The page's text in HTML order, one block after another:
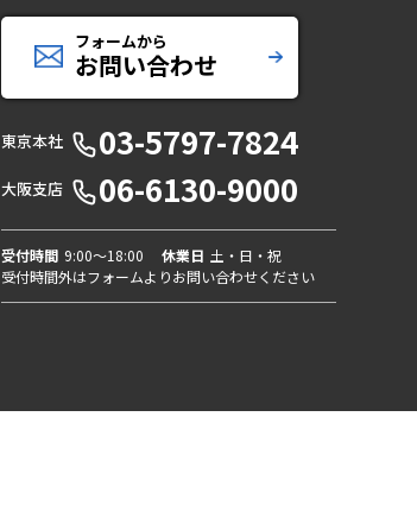
フォームから
お問い合わせ
東京本社 03-5797-7824
大阪支店 06-6130-9000
受付時間 9:00〜18:00 休業日 土・日・祝
受付時間外はフォームよりお問い合わせください